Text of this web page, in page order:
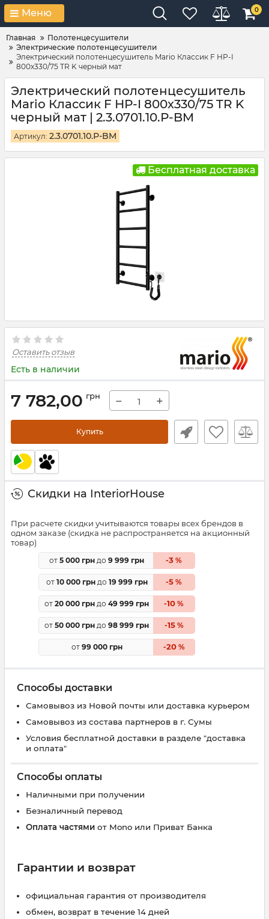
Меню 0
Главная
Полотенцесушители
Электрические полотенцесушители
Электрический полотенцесушитель Mario Классик F НР-I
800х330/75 TR K черный мат
Электрический полотенцесушитель
Mario Классик F НР-I 800х330/75 TR K
черный мат | 2.3.0701.10.Р-BM
Артикул: 2.3.0701.10.Р-BM
Бесплатная доставка
Оставить отзыв
Есть в наличии
7 782,00 грн − +
Купить
Скидки на InteriorHouse
При расчете скидки учитываются товары всех брендов в
одном заказе (скидка не распространяется на акционный
товар)
от 5 000 грн до 9 999 грн -3 %
от 10 000 грндо 19 999 грн -5 %
от 20 000 грн до 49 999 грн -10 %
от 50 000 грн до 98 999 грн -15%
от 99 000 грн -20%
Способы доставки
Самовывоз из Новой почты или доставка курьером
Самовывоз из состава партнеров в г. Сумы
Условия бесплатной доставки в разделе "доставка
и оплата"
Способы оплаты
Наличными при получении
Безналичный перевод
Оплата частями от Mono или Приват Банка
Гарантии и возврат
официальная гарантия от производителя
обмен, возврат в течение 14 дней